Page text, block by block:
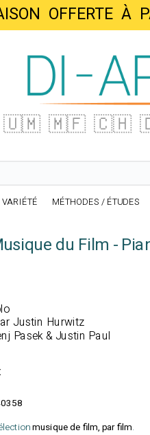
OFFERTE
🇺🇲 🇲🇫 🇨🇭
VARIÉTÉ MÉTHODES / ÉTUDES
du Film -
Justin Hurwitz
Pasek & Justin Paul
musique de film, par film.